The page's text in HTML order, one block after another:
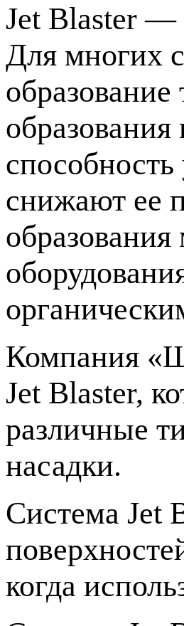
Jet Blaster —
Для многих
снижают ее
образования
Компания
Jet Blaster,
различные
насадки.
Система Jet
когда